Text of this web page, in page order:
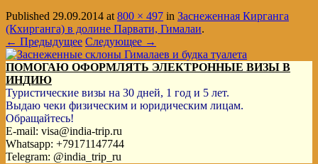
Published 29.09.2014 at800 × 497 in Заснеженная Кирганга
(Кхирганга) в долине Парвати, Гималаи.
← Предыдущее Следующее →
ПОМОГАЮ ОФОРМЛЯТЬ ЭЛЕКТРОННЫЕ ВИЗЫ В
ИНДИЮ
Туристические визы на 30 дней, 1 год и 5 лет.
Выдаю чеки физическим и юридическим лицам.
Обращайтесь!
E-mail: visa@india-trip.ru
Whatsapp: +79171147744
Telegram: @india_trip_ru